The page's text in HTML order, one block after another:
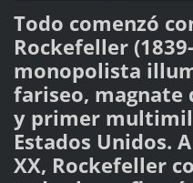
Todo comenzó
Rockefeller
monopolista
fariseo,
y primer
Estados Unidos.
XX, Rockefeller